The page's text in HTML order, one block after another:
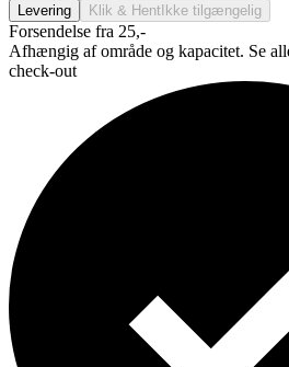
Levering Klik & Hent Ikke tilgængelig
Forsendelse fra 25,-
Afhængig af område og kapacitet. Se
check-out